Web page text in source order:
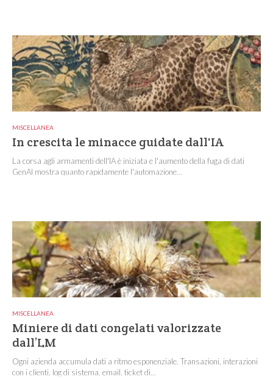
MISCELLANEA
In crescita le minacce guidate dall'IA
La corsa agli armamenti dell'IA è iniziata e l'aumento della fuga di dati
GenAI mostra quanto rapidamente l'automazione...
MISCELLANEA
Miniere di dati congelati valorizzate
dall’LM
Ogni azienda accumula dati a ritmo esponenziale. Transazioni, interazioni
con i clienti, log di sistema, email, ticket di...